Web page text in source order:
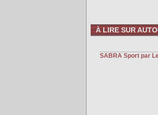
À LIRE SUR
SABRA Sport par